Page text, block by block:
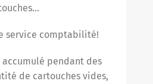
service comptabilité!
accumulé pendant des
de cartouches vides,